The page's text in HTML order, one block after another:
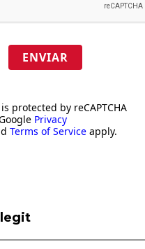
ENVIAR
protected by reCAPTCHA
Privacy
Terms of Service apply.